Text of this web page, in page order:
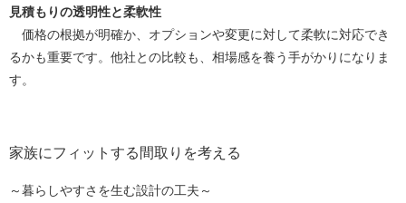
見積もりの透明性と柔軟性
価格の根拠が明確か、オプションや変更に対して柔軟に対応でき
るかも重要です。他社との比較も、相場感を養う手がかりになりま
す。
家族にフィットする間取りを考える
～暮らしやすさを生む設計の工夫～